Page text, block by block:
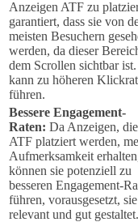
Anzeigen ATF zu
garantiert, dass sie von
meisten Besuchern
werden, da dieser
dem Scrollen sichtbar
kann zu höheren
führen.
Bessere Engagement-
Raten: Da Anzeigen, die
ATF platziert werden,
Aufmerksamkeit
können sie potenziell zu
besseren Engagement-
führen, vorausgesetzt,
relevant und gut gestaltet.